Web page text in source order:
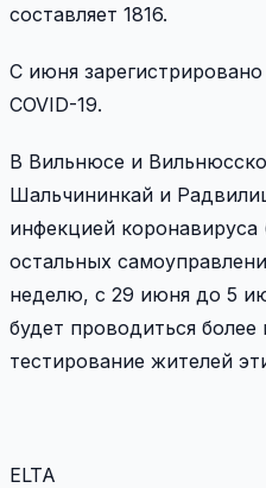
составляет 1816.
С июня
COVID-19.
В Вильнюсе и
Шальчининкай и
инфекцией
остальных
неделю, с 29 июня до 5
будет проводиться более
тестирование жителей
ELTA